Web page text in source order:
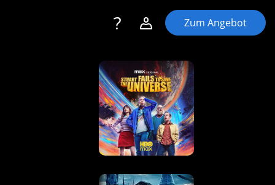
Toggle navigation
Account navigation
Login
Registrieren
Zum Angebot